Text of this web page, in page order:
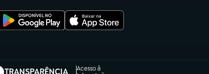
TRANSPARÊNCIA
Acesso à